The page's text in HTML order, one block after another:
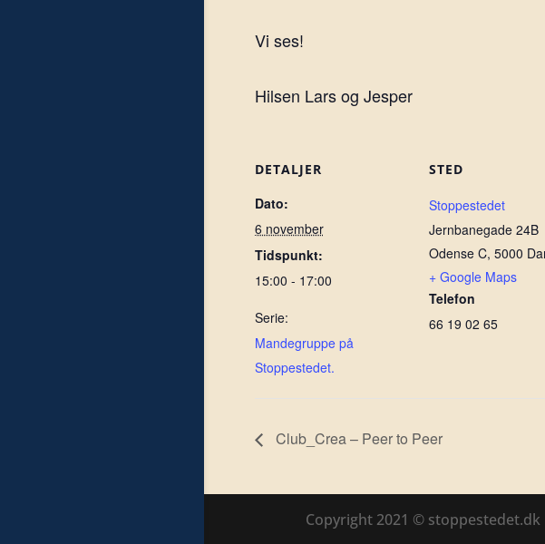
Vi ses!
Hilsen Lars og Jesper
DETALJER
Dato:
6 november
Tidspunkt:
15:00 - 17:00
Serie:
Mandegruppe på
Stoppestedet.
STED
Stoppestedet
Jernbanegade 24B
Odense C, 5000
+ Google Maps
Telefon
66 19 02 65
Club_Crea – Peer to Peer
Copyright 2021 © stoppestedet.dk